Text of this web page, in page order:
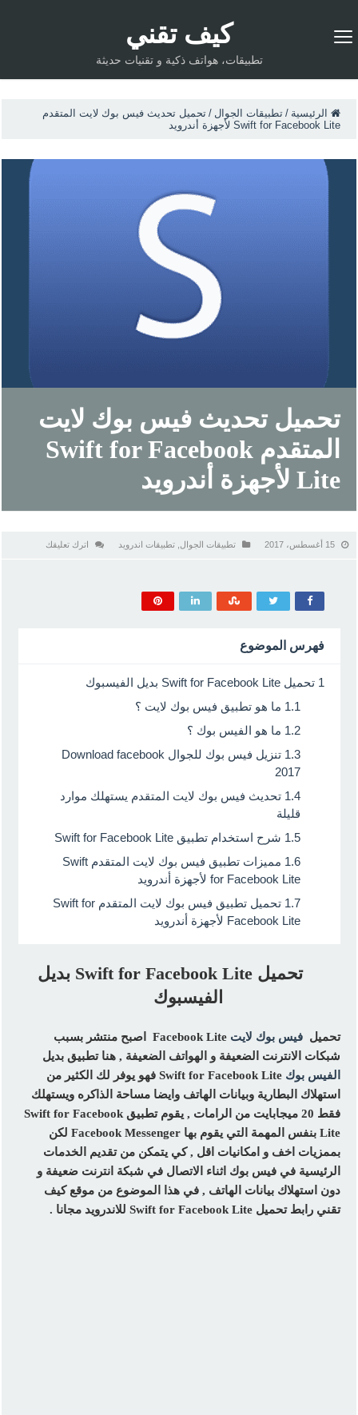
كيف تقني
تطبيقات، هواتف ذكية و تقنيات حديثة
الرئيسية / تطبيقات الجوال / تحميل تحديث فيس بوك لايت المتقدم
Swift for Facebook Lite لأجهزة أندرويد
تحميل تحديث فيس بوك لايت
المتقدم Swift for Facebook
Lite لأجهزة أندرويد
15 أغسطس، 2017 تطبيقات الجوال ,تطبيقات اندرويد اترك تعليقك
فهرس الموضوع
1 تحميل Swift for Facebook Lite بديل الفيسبوك
1.1 ما هو تطبيق فيس بوك لايت ؟
1.2 ما هو الفيس بوك ؟
1.3
تنزيل فيس بوك للجوال Download facebook
2017
1.4 تحديث فيس بوك لايت المتقدم يستهلك موارد
قليلة
1.5 شرح استخدام تطبيق Swift for Facebook Lite
1.6
مميزات تطبيق فيس بوك لايت المتقدم Swift
for Facebook Lite لأجهزة أندرويد
1.7
تحميل تطبيق فيس بوك لايت المتقدم Swift for
Facebook Lite لأجهزة أندرويد
تحميل Swift for Facebook Lite بديل
الفيسبوك
تحميلفيس بوك لايت Facebook Lite
اصبح منتشر بسبب
شبكات الانترنت الضعيفة و الهواتف الضعيفة , هنا تطبيق بديل
الفيس بوك
Swift for Facebook Lite فهو يوفر لك الكثير من
استهلاك البطارية وبيانات الهاتف وايضا مساحة الذاكره ويستهلك
فقط 20 ميجابايت من الرامات , يقوم تطبيق Swift for Facebook
Lite بنفس المهمة التي يقوم بها Facebook Messenger لكن
بممزيات اخف و امكانيات اقل , كي يتمكن من تقديم الخدمات
الرئيسية في فيس بوك اثناء الاتصال في شبكة انترنت ضعيفة و
دون استهلاك بيانات الهاتف , في هذا الموضوع من موقع كيف
تقني رابط تحميل Swift for Facebook Lite للاندرويد مجانا .